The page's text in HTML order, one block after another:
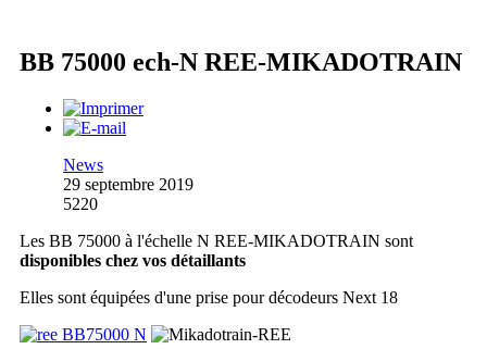
BB 75000 ech-N REE-MIKADOTRAIN
News
29 septembre 2019
5220
Les BB 75000 à l'échelle N REE-MIKADOTRAIN sont
disponibles chez vos détaillants
Elles sont équipées d'une prise pour décodeurs Next 18